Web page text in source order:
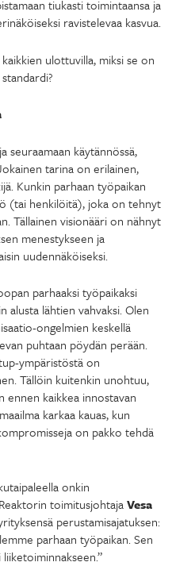
tiukasti toimintaansa ja
ravistelevaa kasvua.
ulottuvilla, miksi se on
seuraamaan käytännössä,
tarina on erilainen,
Kunkin parhaan työpaikan
(tai henkilöitä), joka on tehnyt
Tällainen visionääri on nähnyt
menestykseen ja
uudennäköiseksi.
parhaaksi työpaikaksi
alusta lähtien vahvaksi. Olen
ongelmien keskellä
puhtaan pöydän perään.
ympäristöstä on
Tällöin kuitenkin unohtuu,
ennen kaikkea innostavan
karkaa kauas, kun
on pakko tehdä
onkin
toimitusjohtajaVesa
perustamisajatuksen:
parhaan työpaikan. Sen